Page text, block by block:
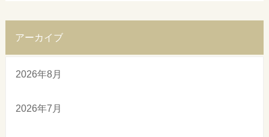
アーカイブ
2026年8月
2026年7月